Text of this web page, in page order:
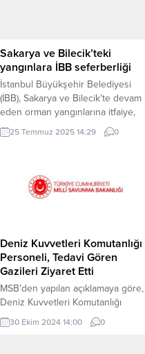
Sakarya ve Bilecik’teki
yangınlara İBB seferberliği
İstanbul Büyükşehir Belediyesi
(İBB), Sakarya ve Bilecik’te devam
eden orman yangınlarına itfaiye,
İSKİ ve Yol Bakım ekipleriyle destek
sağlıyor. 20 Temmuz’dan bu yana
yayılmasını önlüyor. İSTANBUL
(İGFA) – İstanbul Büyükşehir
güçlü kurumsal kapasitesiyle
müdahale...
25 Temmuz 2025 14:29 0
Deniz Kuvvetleri Komutanlığı
Personeli, Tedavi Gören
Gazileri Ziyaret Etti
MSB’den yapılan açıklamaya göre,
Deniz Kuvvetleri Komutanlığı
personeli, Gülhane Eğitim ve
Araştırma Hastanesi ile Gaziler
30 Ekim 2024 14:00 0